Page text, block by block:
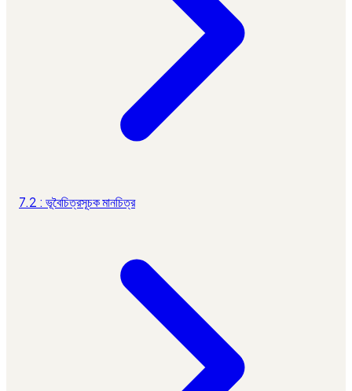
7.2 : ভূবৈচিত্রসূচক মানচিত্র